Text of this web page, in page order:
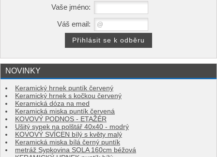
Vaše jméno:
Váš email:
NOVINKY
Keramický hrnek puntík červený
Keramický hrnek s kočkou červený
Keramická dóza na med
Keramická miska puntík červená
KOVOVÝ PODNOS - ETAŽÉR
Ušitý sypek na polštář 40x40 - modrý
KOVOVÝ SVÍCEN bílý s květy malý
Keramická miska bílá černý puntík
metráž Sypkovina SOLA 160cm béžová